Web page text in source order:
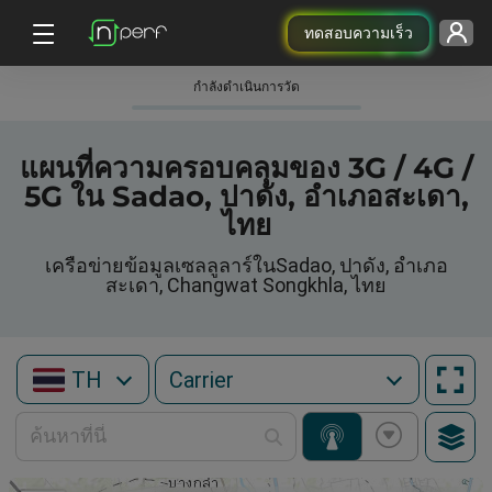
ทดสอบความเร็ว
กําลังดําเนินการวัด
แผนที่ความครอบคลุมของ 3G / 4G /
5G ใน Sadao, ปาดัง, อำเภอสะเดา,
ไทย
เครือข่ายข้อมูลเซลลูลาร์ในSadao, ปาดัง, อำเภอ
สะเดา, Changwat Songkhla, ไทย
TH